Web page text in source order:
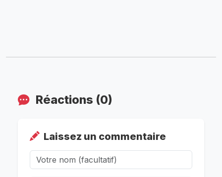
Réactions (0)
Laissez un commentaire